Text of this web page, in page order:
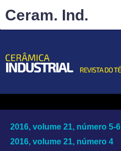
2016, volume 21, número 5-6
2016, volume 21, número 4
Ceram. Ind.